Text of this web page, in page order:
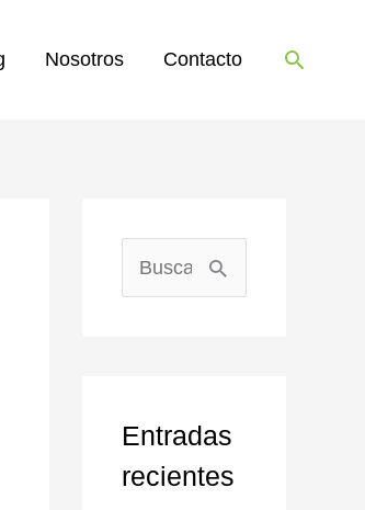
Nosotros Contacto Buscar
a
r
Entradas
recientes